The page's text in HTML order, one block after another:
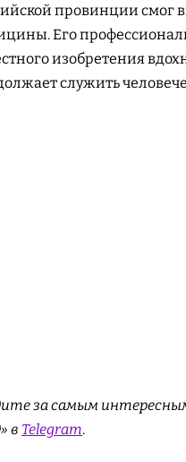
провинции смог
Его
изобретения
служить
за самым
в Telegram.